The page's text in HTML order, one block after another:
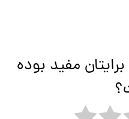
مفید بوده